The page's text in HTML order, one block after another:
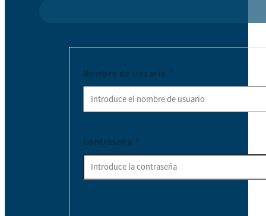
Nombre de usuario *
Contraseña *